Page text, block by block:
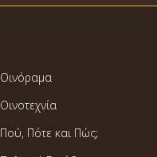
Οινόραμα
Οινοτεχνία
Πού, Πότε και Πώς;